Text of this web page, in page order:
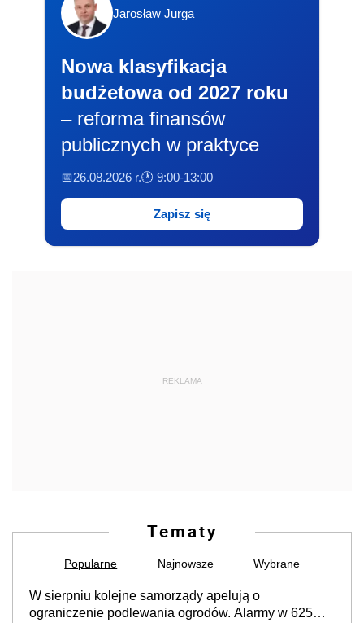
Jarosław Jurga
Nowa klasyfikacja
budżetowa od 2027 roku
– reforma finansów
publicznych w praktyce
📅26.08.2026 r.🕐 9:00-13:00
Zapisz się
REKLAMA
Tematy
Popularne Najnowsze Wybrane
W sierpniu kolejne samorządy apelują o
ograniczenie podlewania ogrodów. Alarmy w 625